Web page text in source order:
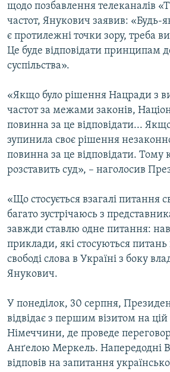
щодо позбавлення телеканалів
частот, Янукович заявив: «Будь-
є протилежні точки зору, треба
Це буде відповідати принципам
суспільства».
«Якщо було рішення Нацради з
частот за межами законів,
повинна за це відповідати...
зупинила своє рішення
повинна за це відповідати. Тому
розставить суд», – наголосив
«Що стосується взагалі питання
багато зустрічаюсь з
завжди ставлю одне питання:
приклади, які стосуються
свободі слова в Україні з боку
Янукович.
У понеділок, 30 серпня,
відвідає з першим візитом на
Німеччини, де проведе
Анґелою Меркель. Напередодні
відповів на запитання